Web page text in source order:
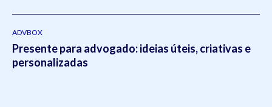
ADVBOX
Presente para advogado: ideias úteis, criativas e
personalizadas